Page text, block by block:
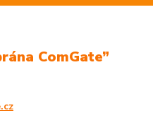
ComGate”